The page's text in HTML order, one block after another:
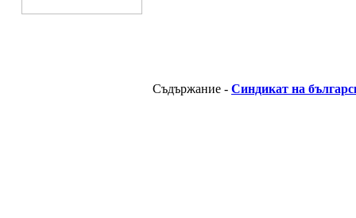
Съдържание - Синдикат на